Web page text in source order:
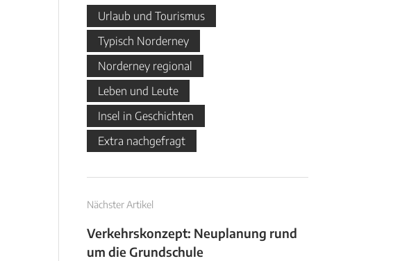
Urlaub und Tourismus
Typisch Norderney
Norderney regional
Leben und Leute
Insel in Geschichten
Extra nachgefragt
Nächster Artikel
Verkehrskonzept: Neuplanung rund
um die Grundschule